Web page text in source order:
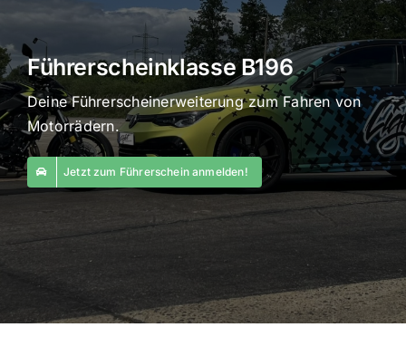
Führerscheinklasse B196
Deine Führerscheinerweiterung zum Fahren von
Motorrädern.
Jetzt zum Führerschein anmelden!